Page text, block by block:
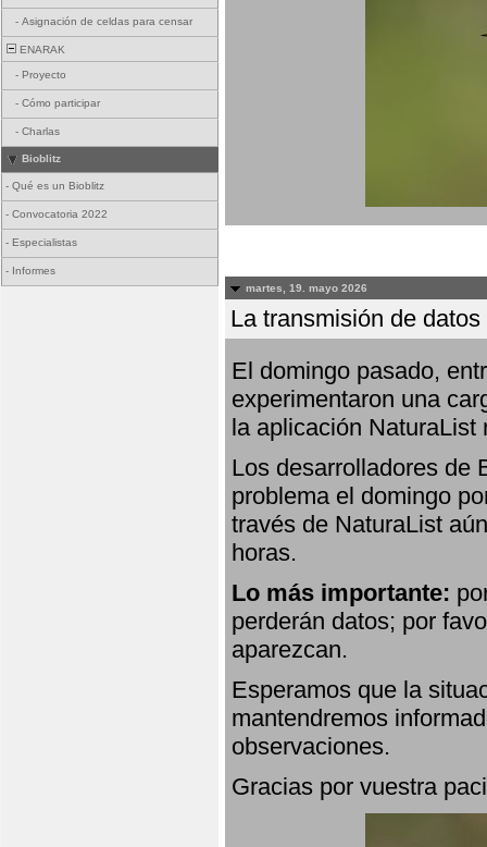
- Asignación de celdas para censar
ENARAK
- Proyecto
- Cómo participar
- Charlas
Bioblitz
- Qué es un Bioblitz
- Convocatoria 2022
- Especialistas
- Informes
martes, 19. mayo 2026
La transmisión de
El domingo pasado,
experimentaron una
la aplicación NaturaList
Los desarrolladores de
problema el domingo
través de NaturaList
horas.
Lo más importante:
perderán datos; por
aparezcan.
Esperamos que la
mantendremos
observaciones.
Gracias por vuestra